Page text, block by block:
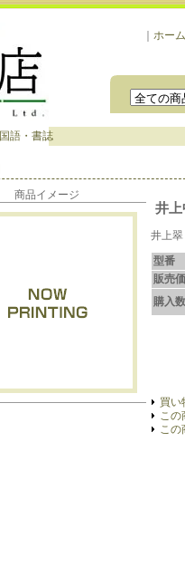
ホーム
国語・書誌
商品イメージ
井
井上
型番
販売
購入数
買い
この
この